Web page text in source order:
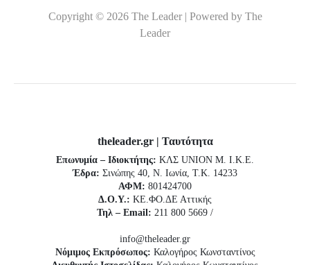
Copyright © 2026 The Leader | Powered by The
Leader
theleader.gr | Ταυτότητα
Επωνυμία – Ιδιοκτήτης: ΚΛΣ UNION Μ. Ι.Κ.Ε.
Έδρα: Σινώπης 40, Ν. Ιωνία, Τ.Κ. 14233
ΑΦΜ: 801424700
Δ.Ο.Υ.: ΚΕ.ΦΟ.ΔΕ Αττικής
Τηλ – Email: 211 800 5669 /
info@theleader.gr
Νόμιμος Εκπρόσωπος: Καλογήρος Κωνσταντίνος